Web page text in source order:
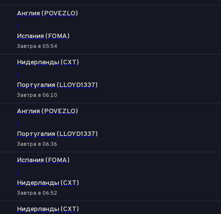
Англия (POVEZLO)
-
Испания (FOMA)
Завтра в 05:54
Нидерланды (CXT)
-
Португалия (LLOYD1337)
Завтра в 06:10
Англия (POVEZLO)
-
Португалия (LLOYD1337)
Завтра в 06:36
Испания (FOMA)
-
Нидерланды (CXT)
Завтра в 06:52
Нидерланды (CXT)